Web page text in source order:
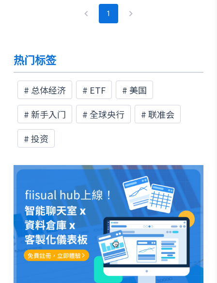
好的去理解每间机构的特性以及当前最新的投资
1
热门标签
# 总体经济 # ETF # 美国
#新手入门 # 全球央行 #联准会
#投资